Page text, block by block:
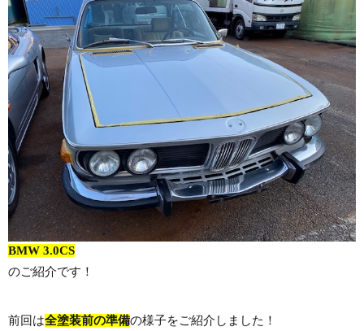
BMW 3.0CS
のご紹介です！
前回は全塗装前の準備の様子をご紹介しました！